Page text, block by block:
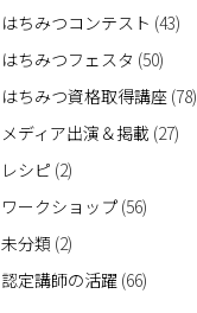
はちみつコンテスト (43)
はちみつフェスタ (50)
はちみつ資格取得講座 (78)
メディア出演＆掲載 (27)
レシピ (2)
ワークショップ (56)
未分類 (2)
認定講師の活躍 (66)